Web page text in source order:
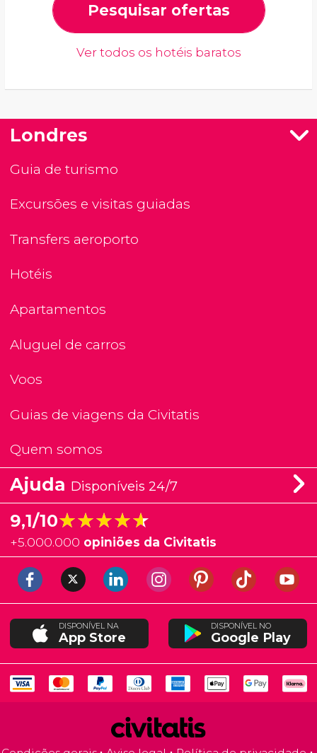
Pesquisar ofertas
Ver todos os hotéis baratos
Londres
Guia de turismo
Excursões e visitas guiadas
Transfers aeroporto
Hotéis
Apartamentos
Aluguel de carros
Voos
Guias de viagens da Civitatis
Quem somos
Ajuda Disponíveis 24/7
9,1/10★★★★★
★★★★★
+5.000.000 opiniões da Civitatis
DISPONÍVEL NA
App Store
DISPONÍVEL NO
Google Play